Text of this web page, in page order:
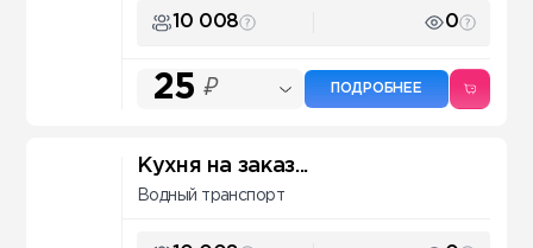
10 008 0
25 ₽ ПОДРОБНЕЕ
Кухня на заказ...
Водный транспорт